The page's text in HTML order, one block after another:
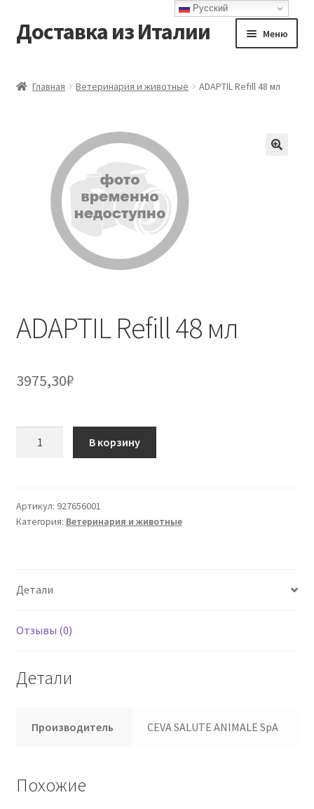
Перейти
к
Перейти
к
Доставка из Италии Меню
Корзина
Мой аккаунт
Оформление заказа
Главная Ветеринария и животные ADAPTIL Refill 48 мл
ADAPTIL Refill 48 мл
3975,30₽
48
мл
В корзину
Артикул: 927656001
Категория: Ветеринария и животные
Детали
Отзывы (0)
Детали
Производитель CEVA SALUTE ANIMALE SpA
Похожие
Русский